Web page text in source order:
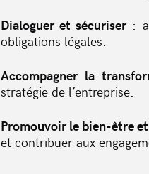
Dialoguer et sécuriser:
obligations légales.
Accompagner la
stratégie de l’entreprise.
Promouvoir le bien-être
et contribuer aux